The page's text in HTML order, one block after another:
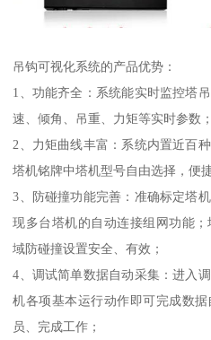
吊钩可视化系统的产品优势：
1、功能齐全：系统能实时监控塔
速、倾角、吊重、力矩等实时参数；
2、力矩曲线丰富：系统内置近百
塔机铭牌中塔机型号自由选择，便
3、防碰撞功能完善：准确标定塔
现多台塔机的自动连接组网功能
域防碰撞设置安全、有效；
4、调试简单数据自动采集：进入
机各项基本运行动作即可完成数
员、完成工作；